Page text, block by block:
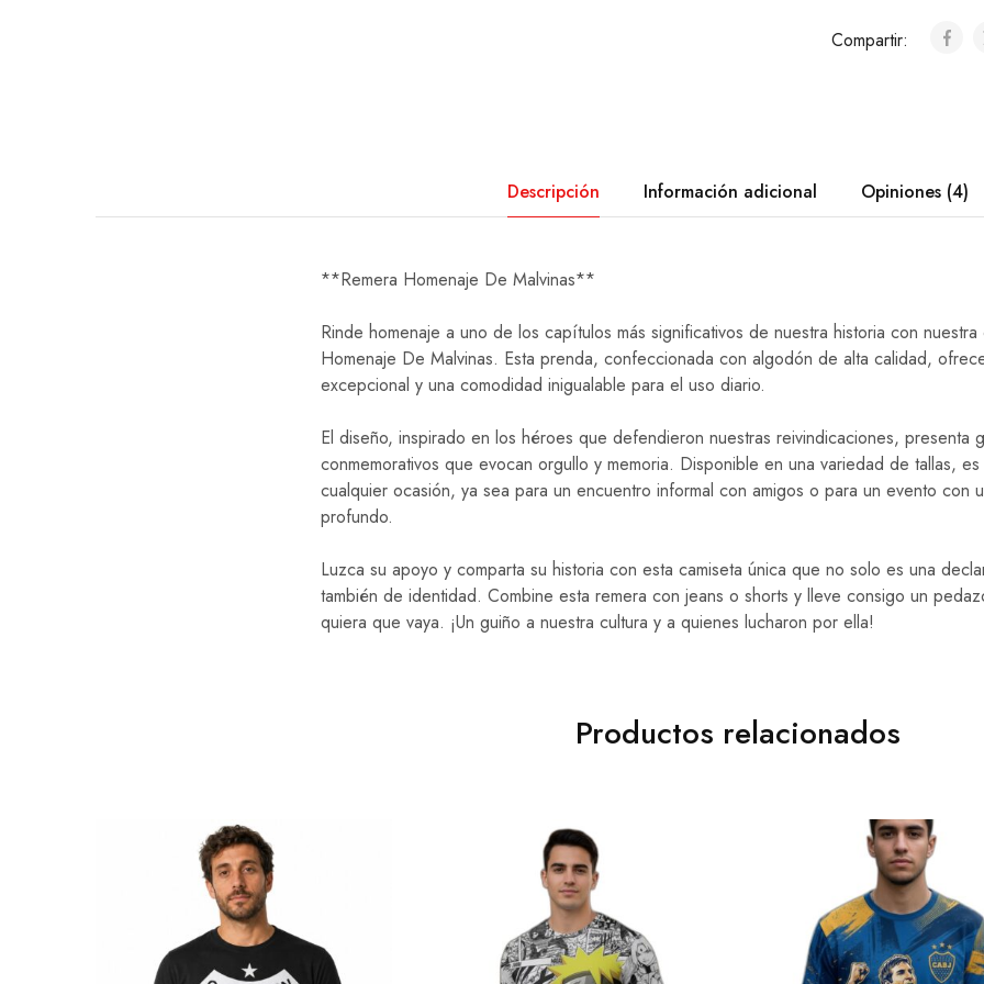
Compartir:
Descripción Información adicional Opiniones (4)
**Remera Homenaje De Malvinas**
Rinde homenaje a uno de los capítulos más significativos de nuestra historia con nuestra
Homenaje De Malvinas. Esta prenda, confeccionada con algodón de alta calidad,
excepcional y una comodidad inigualable para el uso diario.
El diseño, inspirado en los héroes que defendieron nuestras reivindicaciones, presenta
conmemorativos que evocan orgullo y memoria. Disponible en una variedad de tallas,
cualquier ocasión, ya sea para un encuentro informal con amigos o para un evento con
profundo.
Luzca su apoyo y comparta su historia con esta camiseta única que no solo es una
también de identidad. Combine esta remera con jeans o shorts y lleve consigo un
quiera que vaya. ¡Un guiño a nuestra cultura y a quienes lucharon por ella!
Productos relacionados